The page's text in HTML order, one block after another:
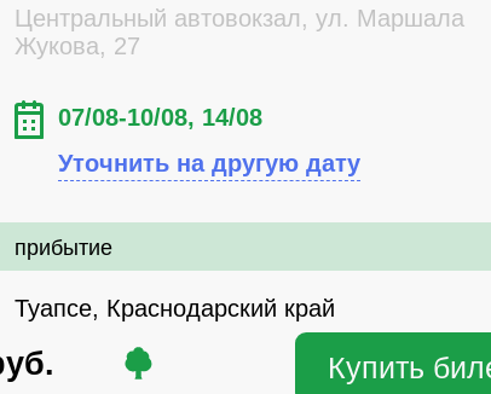
Центральный автовокзал, ул. Маршала
Жукова, 27
07/08-10/08, 14/08
Уточнить на другую дату
прибытие
Туапсе, Краснодарский край
Купить